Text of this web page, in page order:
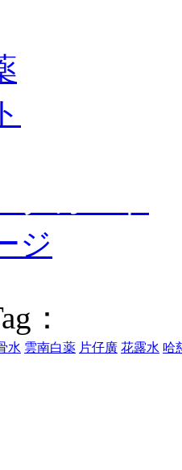
ジ
：
水 雲南白薬 片仔廣 花露水 哈